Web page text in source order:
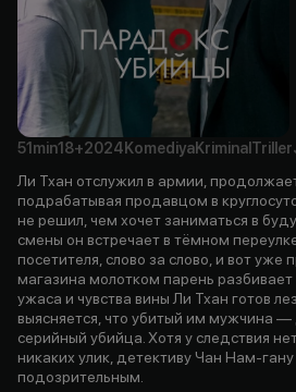
51min18+2024 KomediyaKriminal Triller
Ли Тхан отслужил в армии,
подрабатывая продавцом в
не решил, чем хочет заниматься в
смены он встречает в тёмном
посетителя, слово за слово, и вот уже
магазина молотком парень разбивает
ужаса и чувства вины Ли Тхан готов
выясняется, что убитый им мужчина
серийный убийца. Хотя у следствия
никаких улик, детективу Чан Нам-
подозрительным.